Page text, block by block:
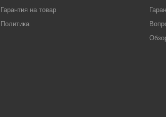
Гарантия на товар
Политика